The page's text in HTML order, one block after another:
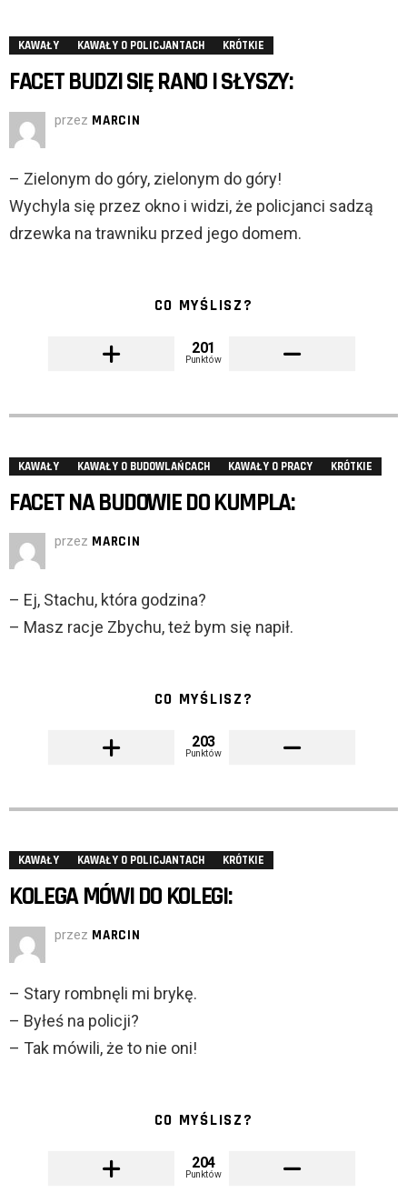
KAWAŁY KAWAŁY O POLICJANTACH KRÓTKIE
FACET BUDZI SIĘ RANO I SŁYSZY:
przez MARCIN
– Zielonym do góry, zielonym do góry!
Wychyla się przez okno i widzi, że policjanci sadzą
drzewka na trawniku przed jego domem.
CO MYŚLISZ?
201
Punktów
KAWAŁY KAWAŁY O BUDOWLAŃCACH KAWAŁY O PRACY KRÓTKIE
FACET NA BUDOWIE DO KUMPLA:
przez MARCIN
– Ej, Stachu, która godzina?
– Masz racje Zbychu, też bym się napił.
CO MYŚLISZ?
203
Punktów
KAWAŁY KAWAŁY O POLICJANTACH KRÓTKIE
KOLEGA MÓWI DO KOLEGI:
przez MARCIN
– Stary rombnęli mi brykę.
– Byłeś na policji?
– Tak mówili, że to nie oni!
CO MYŚLISZ?
204
Punktów